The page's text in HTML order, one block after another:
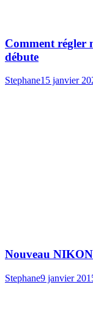
Comment régler
débute
Stephane15 janvier
Nouveau
Stephane9 janvier